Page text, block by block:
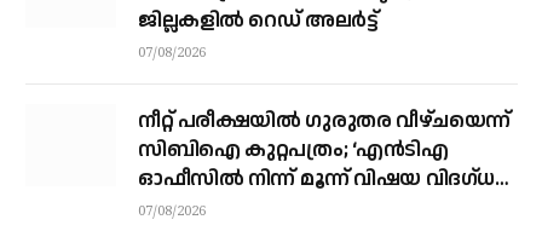
ജില്ലകളില്‍ റെഡ് അലര്‍ട്ട്
07/08/2026
നീറ്റ് പരീക്ഷയില്‍ ഗുരുതര വീഴ്ചയെന്ന്
സിബിഐ കുറ്റപത്രം; ‘എന്‍ടിഎ
ഓഫീസില്‍ നിന്ന് മൂന്ന് വിഷയ വിദഗ്ധര്‍
വിവിധ മാര്‍ഗങ്ങളിലൂടെ ചോദ്യങ്ങള്‍
07/08/2026